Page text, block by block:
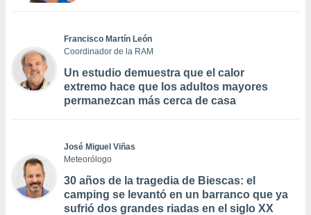
Francisco Martín León
Coordinador de la RAM
Un estudio demuestra que el calor
extremo hace que los adultos mayores
permanezcan más cerca de casa
José Miguel Viñas
Meteorólogo
30 años de la tragedia de Biescas: el
camping se levantó en un barranco que ya
sufrió dos grandes riadas en el siglo XX